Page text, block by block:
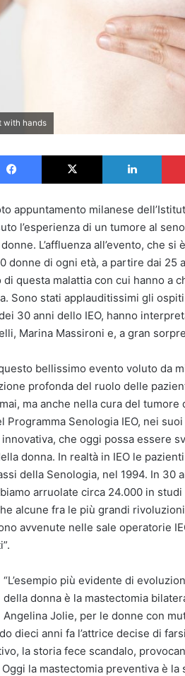
with hands
Facebook X
appuntamento milanese
l’esperienza di un tumore al
L’affluenza all’evento, che
donne di ogni età, a partire dai 25
questa malattia con cui hanno a
Sono stati applauditissimi gli
30 anni dello IEO, hanno
Marina Massironi e, a gran
bellissimo evento voluto da
profonda del ruolo delle
ma anche nella cura del tumore
Senologia IEO, nei
che oggi possa essere
donna. In realtà in IEO le
della Senologia, nel 1994. In 30
arruolate circa 24.000 in
alcune fra le più grandi
avvenute nelle sale operatorie
“L’esempio più evidente di
della donna è la mastectomia
Angelina Jolie, per le donne con
dieci anni fa l’attrice decise di
la storia fece scandalo,
la mastectomia preventiva è la